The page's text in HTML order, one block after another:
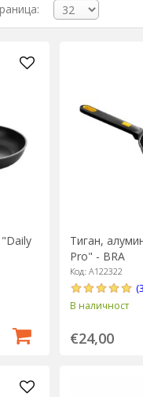
Тиган,
Pro" - BRA
Код: A122322
В наличност
€24,00